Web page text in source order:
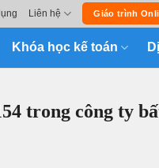
Liên hệ Giáo trình
Khóa học kế toán
trong công ty